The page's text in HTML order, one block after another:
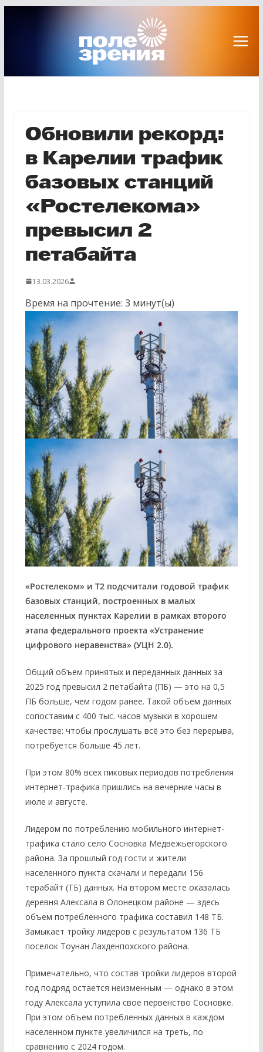
Обновили рекорд:
в Карелии трафик
базовых станций
«Ростелекома»
превысил 2
петабайта
13.03.2026
Время на прочтение: 3 минут(ы)
«Ростелеком» и Т2 подсчитали годовой трафик
базовых станций, построенных в малых
населенных пунктах Карелии в рамках второго
этапа федерального проекта «Устранение
цифрового неравенства» (УЦН 2.0).
Общий объем принятых и переданных данных за
2025 год превысил 2 петабайта (ПБ) — это на 0,5
ПБ больше, чем годом ранее. Такой объем данных
сопоставим с 400 тыс. часов музыки в хорошем
качестве: чтобы прослушать всё это без перерыва,
потребуется больше 45 лет.
При этом 80% всех пиковых периодов потребления
интернет-трафика пришлись на вечерние часы в
июле и августе.
Лидером по потреблению мобильного интернет-
трафика стало село Сосновка Медвежьегорского
района. За прошлый год гости и жители
населенного пункта скачали и передали 156
терабайт (ТБ) данных. На втором месте оказалась
деревня Алексала в Олонецком районе — здесь
объем потребленного трафика составил 148 ТБ.
Замыкает тройку лидеров с результатом 136 ТБ
поселок Тоунан Лахденпохского района.
Примечательно, что состав тройки лидеров второй
год подряд остается неизменным — однако в этом
году Алексала уступила свое первенство Сосновке.
При этом объем потребленных данных в каждом
населенном пункте увеличился на треть, по
сравнению с 2024 годом.